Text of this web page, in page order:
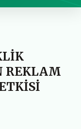
REKLAM